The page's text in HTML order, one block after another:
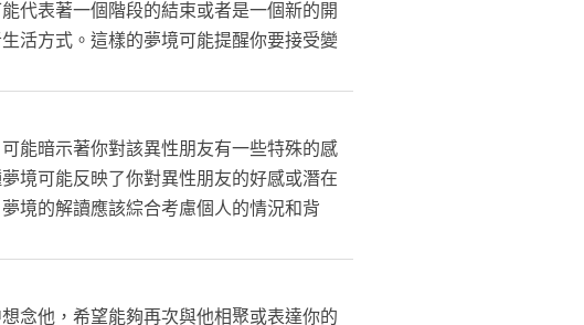
代表著一個階段的結束或者是一個新的開
活方式。這樣的夢境可能提醒你要接受變
能暗示著你對該異性朋友有一些特殊的感
境可能反映了你對異性朋友的好感或潛在
境的解讀應該綜合考慮個人的情況和背
念他，希望能夠再次與他相聚或表達你的